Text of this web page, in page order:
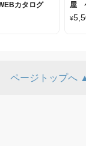
カタログ
屋
をセ
¥
ページトップへ